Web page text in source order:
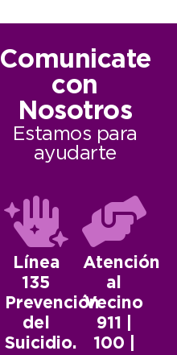
Comunicate
con
Nosotros
Estamos para
ayudarte
Línea
135
Prevención
del
Suicidio.
Atención
al
Vecino
911 |
100 |